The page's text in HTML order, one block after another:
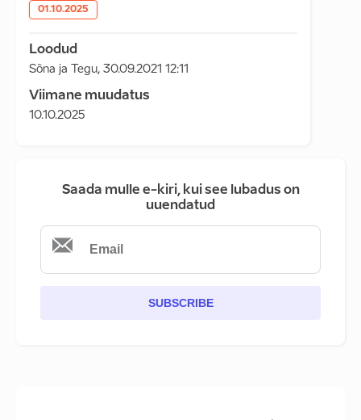
01.10.2025
Loodud
Sõna ja Tegu, 30.09.2021 12:11
Viimane muudatus
10.10.2025
Saada mulle e-kiri, kui see lubadus on
uuendatud
SUBSCRIBE